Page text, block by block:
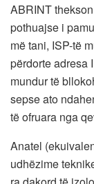
ABRINT
pothuajse i
më tani, ISP-të
përdorte adresa
mundur të
sepse ato
të ofruara nga
Anatel
udhëzime